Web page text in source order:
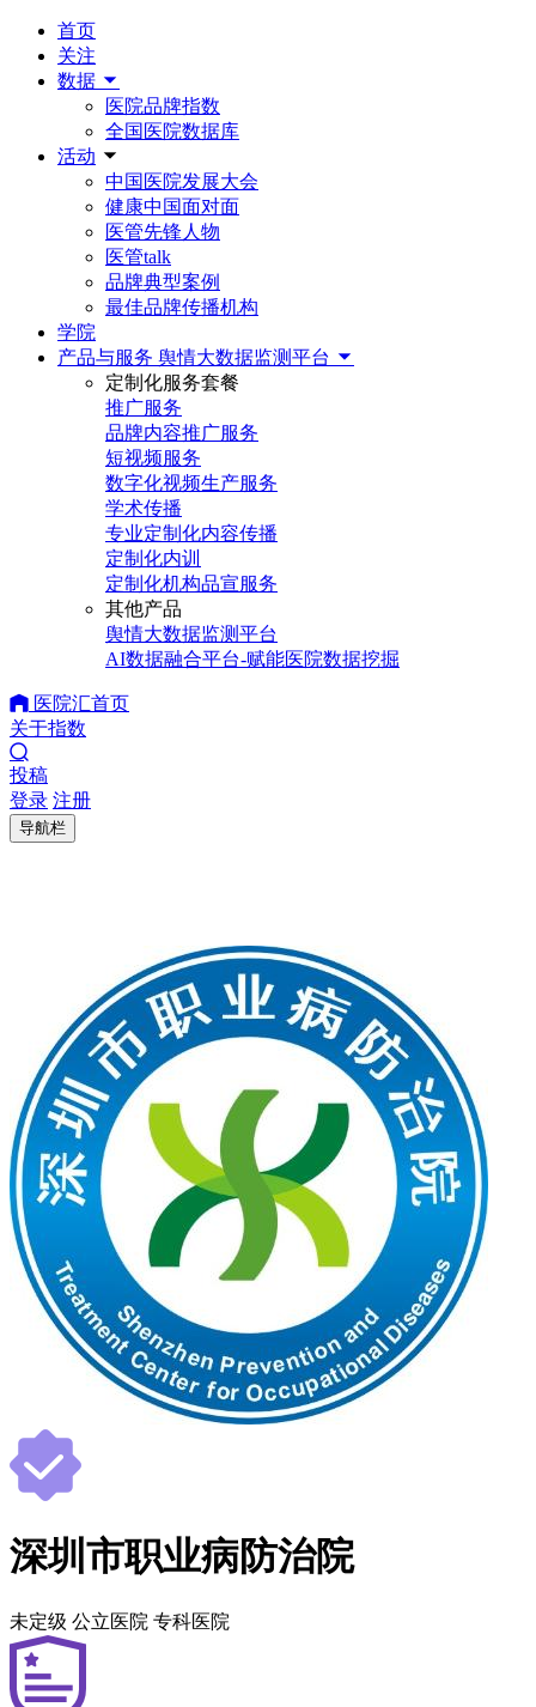
首页
关注
数据
医院品牌指数
全国医院数据库
活动
中国医院发展大会
健康中国面对面
医管先锋人物
医管talk
品牌典型案例
最佳品牌传播机构
学院
产品与服务 舆情大数据监测平台
定制化服务套餐
推广服务
品牌内容推广服务
短视频服务
数字化视频生产服务
学术传播
专业定制化内容传播
定制化内训
定制化机构品宣服务
其他产品
舆情大数据监测平台
AI数据融合平台-赋能医院数据挖掘
医院汇首页
关于指数
投稿
登录 注册
导航栏
深圳市职业病防治院
未定级 公立医院 专科医院